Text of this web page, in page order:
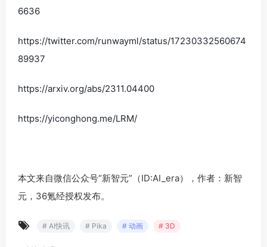
6636
https://twitter.com/runwayml/status/17230332560674
89937
https://arxiv.org/abs/2311.04400
https://yiconghong.me/LRM/
本文来自微信公众号“新智元”（ID:AI_era），作者：新智
元，36氪经授权发布。
# AI快讯 # Pika # 动画 # 3D